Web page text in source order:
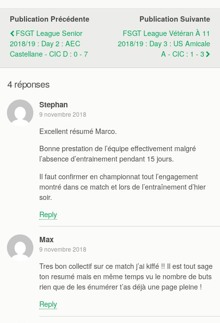
Publication Précédente
FSGT League Senior
2018/19 : Day 2 : AEC
Castellane - CIC D : 0 - 7
Publication Suivante
FSGT League Vétéran À 11
2018/19 : Day 3 : US Amicale
A - CIC : 1 - 3
4 réponses
Stephan
9 novembre 2018
Excellent résumé Marco.
Bonne prestation de l’équipe effectivement malgré
l’absence d’entrainement pendant 15 jours.
Il faut confirmer en championnat tout l’engagement
montré dans ce match et lors de l’entraînement d’hier
soir.
Reply
Max
9 novembre 2018
Tres bon collectif sur ce match j’ai kiffé !! Il est tout sage
ton resumé mais en même temps vu le nombre de buts
rien que de les énumérer t’as déjà une page pleine !
Reply